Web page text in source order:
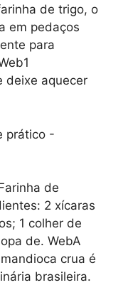
de trigo, o
em pedaços
para
deixe aquecer
de
2 xícaras
1 colher de
de. WebA
crua é
brasileira.